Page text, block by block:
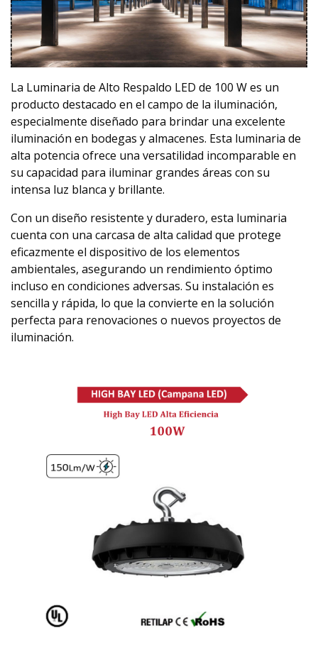
La Luminaria de Alto Respaldo LED de 100 W es un
producto destacado en el campo de la iluminación,
especialmente diseñado para brindar una excelente
iluminación en bodegas y almacenes. Esta luminaria de
alta potencia ofrece una versatilidad incomparable en
su capacidad para iluminar grandes áreas con su
intensa luz blanca y brillante.
Con un diseño resistente y duradero, esta luminaria
cuenta con una carcasa de alta calidad que protege
eficazmente el dispositivo de los elementos
ambientales, asegurando un rendimiento óptimo
incluso en condiciones adversas. Su instalación es
sencilla y rápida, lo que la convierte en la solución
perfecta para renovaciones o nuevos proyectos de
iluminación.